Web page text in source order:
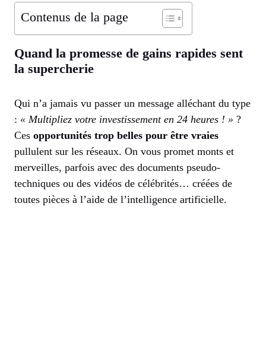
Contenus de la page
Quand la promesse de gains rapides sent
la supercherie
Qui n’a jamais vu passer un message alléchant du type
: « Multipliez votre investissement en 24 heures ! » ?
Ces opportunités trop belles pour être vraies
pullulent sur les réseaux. On vous promet monts et
merveilles, parfois avec des documents pseudo-
techniques ou des vidéos de célébrités… créées de
toutes pièces à l’aide de l’intelligence artificielle.